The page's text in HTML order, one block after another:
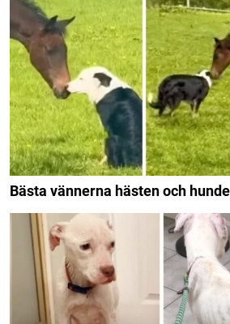
Bästa vännerna hästen och